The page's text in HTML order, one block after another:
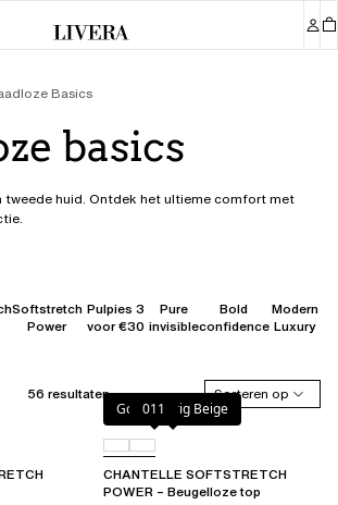
Basics
basics
tweede huid. Ontdek het ultieme comfort met
Softstretch
Power
Pulpies 3
voor €30
Pure
invisible
Bold
confidence
Modern
Luxury
56 resultaten
Sorteren op
Goudkleurig Beige
011
CHANTELLE SOFTSTRETCH
POWER – Beugelloze top